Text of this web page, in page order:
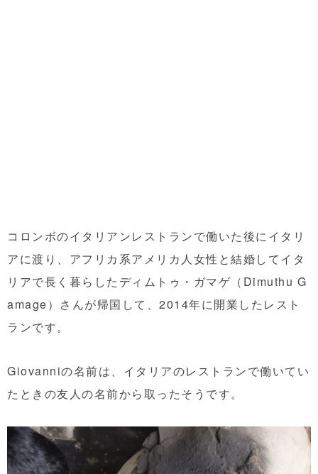
コロンボのイタリアンレストランで働いた後にイタリ
アに渡り、アフリカ系アメリカ人女性と結婚してイタ
リアで長く暮らしたディムトゥ・ガマゲ（Dimuthu G
amage）さんが帰国して、2014年に開業したレスト
ランです。
Giovanniの名前は、イタリアのレストランで働いてい
たときの友人の名前から取ったそうです。